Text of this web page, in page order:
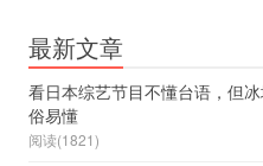
最新文章
看日本综艺节目不懂台语，但
俗易懂
阅读(1821)